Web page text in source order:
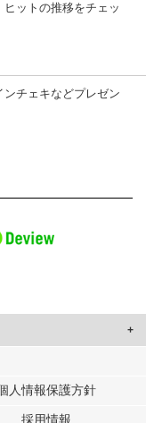
ットの推移をチェッ
チェキなどプレゼン
せたコンテンツや広告の
人情報保護方針
採用情報